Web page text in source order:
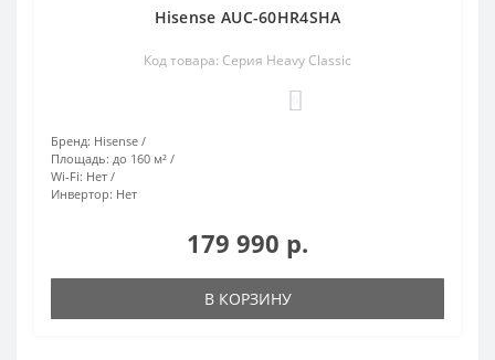
Hisense AUC-60HR4SHA
Код товара: Серия Heavy Classic
Бренд: Hisense
Площадь: до 160 м²
Wi-Fi: Нет
Инвертор: Нет
179 990 р.
В КОРЗИНУ